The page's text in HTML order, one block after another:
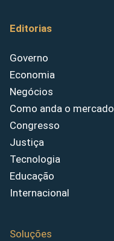
Editorias
Governo
Economia
Negócios
Como anda o mercado
Congresso
Justiça
Tecnologia
Educação
Internacional
Soluções